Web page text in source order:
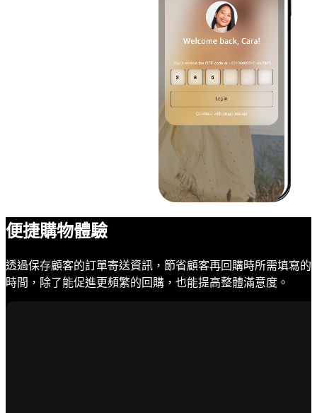
便捷購物體驗
透過保存顧客的訂單寄送資訊，節省顧客再回購時所需填寫的
時間，除了能促進更頻繁的回購，也能提高整體滿意度。